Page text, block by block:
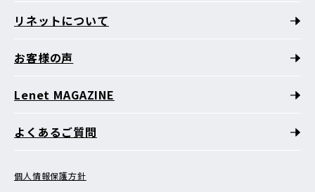
リネットについて
お客様の声
Lenet MAGAZINE
よくあるご質問
個人情報保護方針